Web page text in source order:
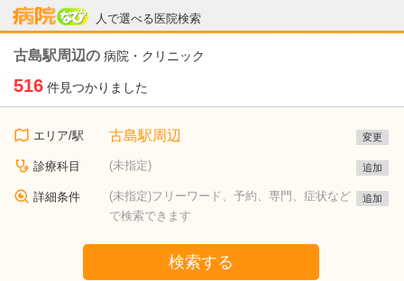
人で選べる医院検索
病院なび
古島駅周辺の 病院・クリニック
516 件見つかりました
エリア/駅 古島駅周辺 変更
診療科目 (未指定) 追加
詳細条件
(未指定)フリーワード、予約、専門、症状など
で検索できます
追加
検索する